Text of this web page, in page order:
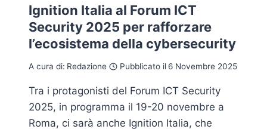
Ignition Italia al Forum ICT
Security 2025 per rafforzare
l’ecosistema della cybersecurity
A cura di: Redazione Pubblicato il 6 Novembre 2025
Tra i protagonisti del Forum ICT Security
2025, in programma il 19-20 novembre a
Roma, ci sarà anche Ignition Italia, che